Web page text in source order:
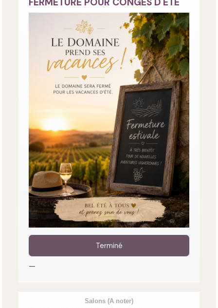
Terminé
—
Salons (A noter)